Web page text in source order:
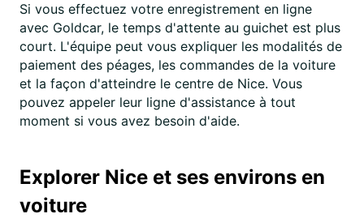
Si vous effectuez votre enregistrement en ligne
avec Goldcar, le temps d'attente au guichet est plus
court. L'équipe peut vous expliquer les modalités de
paiement des péages, les commandes de la voiture
et la façon d'atteindre le centre de Nice. Vous
pouvez appeler leur ligne d'assistance à tout
moment si vous avez besoin d'aide.
Explorer Nice et ses environs en
voiture